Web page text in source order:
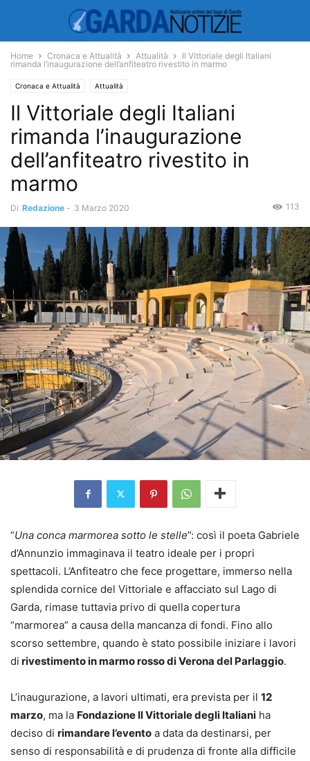
Home Cronaca e Attualità Attualità
Il Vittoriale degli Italiani
rimanda l’inaugurazione dell’anfiteatro rivestito in marmo
Cronaca e Attualità Attualità
Il Vittoriale degli Italiani
rimanda l’inaugurazione
dell’anfiteatro rivestito in
marmo
Di Redazione - 3 Marzo 2020 113
“Una conca marmorea sotto le stelle”: così il poeta Gabriele
d’Annunzio immaginava il teatro ideale per i propri
spettacoli. L’Anfiteatro che fece progettare, immerso nella
splendida cornice del Vittoriale e affacciato sul Lago di
Garda, rimase tuttavia privo di quella copertura
“marmorea” a causa della mancanza di fondi. Fino allo
scorso settembre, quando è stato possibile iniziare i lavori
di rivestimento in marmo rosso di Verona del Parlaggio.
L’inaugurazione, a lavori ultimati, era prevista per il 12
marzo, ma la Fondazione Il Vittoriale degli Italiani ha
deciso di rimandare l’evento a data da destinarsi, per
senso di responsabilità e di prudenza di fronte alla difficile